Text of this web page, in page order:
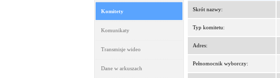
Komitety
Komunikaty
Transmisje wideo
Dane w arkuszach
Skrót nazwy:
Typ komitetu:
Adres:
Pełnomocnik wyborczy: